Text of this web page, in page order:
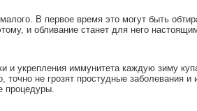
В первое время это могут быть
и обливание станет для него
и укрепления иммунитета каждую зиму
не грозят простудные заболевания и
процедуры.